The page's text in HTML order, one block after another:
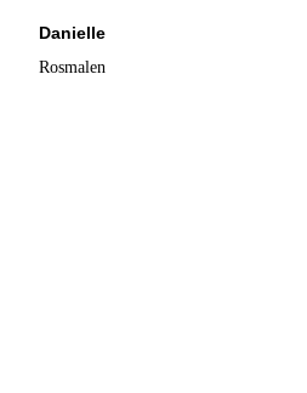
Danielle
Rosmalen